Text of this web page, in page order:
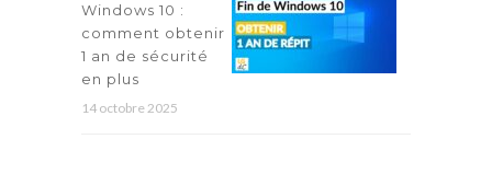
Windows 10 :
comment obtenir
1 an de sécurité
en plus
14 octobre 2025